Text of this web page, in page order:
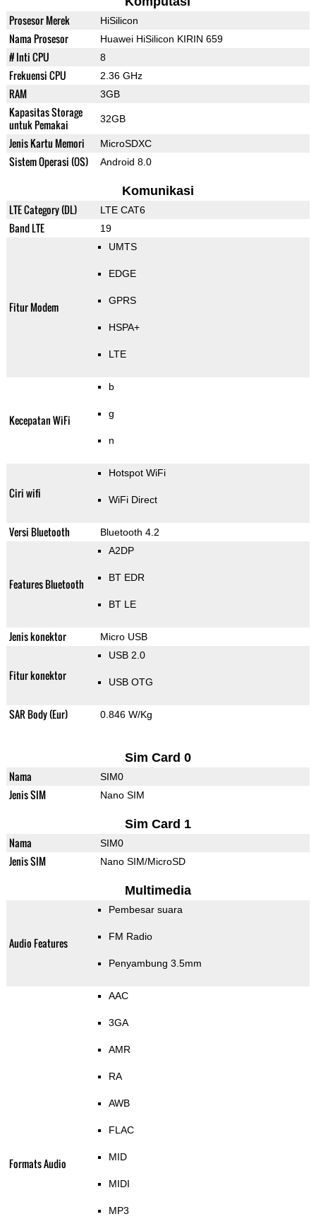
Prosesor Merek HiSilicon
Nama Prosesor Huawei HiSilicon KIRIN 659
# Inti CPU 8
Frekuensi CPU 2.36 GHz
RAM 3GB
Kapasitas Storage
untuk Pemakai
32GB
Jenis Kartu Memori MicroSDXC
Sistem Operasi (OS) Android 8.0
Komunikasi
LTE Category (DL) LTE CAT6
Band LTE 19
Fitur Modem
UMTS
EDGE
GPRS
HSPA+
LTE
Kecepatan WiFi
b
g
n
Ciri wifi
Hotspot WiFi
WiFi Direct
Versi Bluetooth Bluetooth 4.2
Features Bluetooth
A2DP
BT EDR
BT LE
Jenis konektor Micro USB
Fitur konektor
USB 2.0
USB OTG
SAR Body (Eur) 0.846 W/Kg
Sim Card 0
Nama SIM0
Jenis SIM Nano SIM
Sim Card 1
Nama SIM0
Jenis SIM Nano SIM/MicroSD
Multimedia
Audio Features
Pembesar suara
FM Radio
Penyambung 3.5mm
Formats Audio
AAC
3GA
AMR
RA
AWB
FLAC
MID
MIDI
MP3